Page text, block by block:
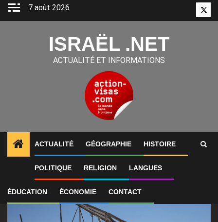
Aller
7 août 2026
ISRAËL .NET
ACTUALITÉ ET INFORMATIONS
ACTUALITÉ GÉOGRAPHIE HISTOIRE
POLITIQUE RELIGION LANGUES
ÉDUCATION ÉCONOMIE CONTACT
ALERTES INFO 1 Les négociations entre le Liban et